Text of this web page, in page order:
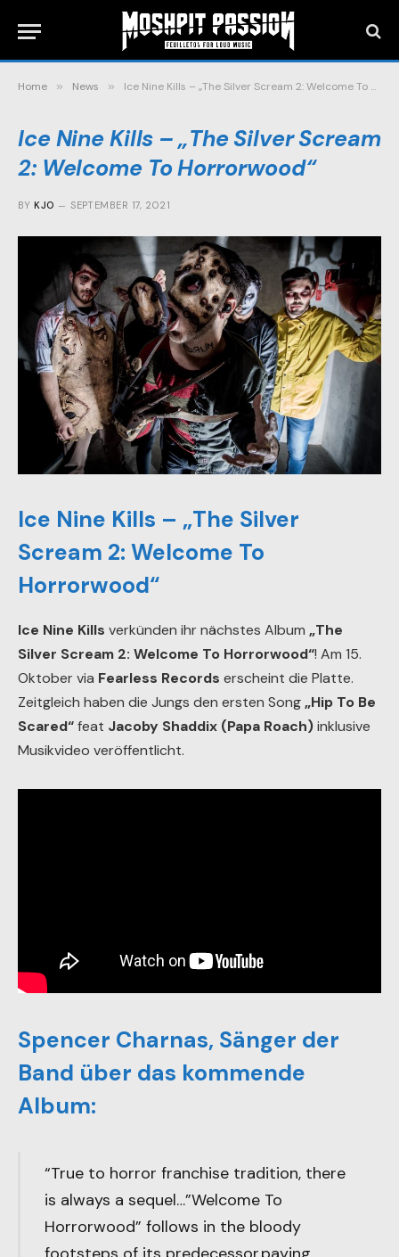
Home » News » Ice Nine Kills – „The Silver Scream 2: Welcome To Horrorwood“
Ice Nine Kills – „The Silver Scream
2: Welcome To Horrorwood“
BY KJO SEPTEMBER 17, 2021
Ice Nine Kills – „The Silver
Scream 2: Welcome To
Horrorwood“
Ice Nine Kills verkünden ihr nächstes Album „The
Silver Scream 2: Welcome To Horrorwood“! Am 15.
Oktober via Fearless Records erscheint die Platte.
Zeitgleich haben die Jungs den ersten Song„Hip To Be
Scared“feat Jacoby Shaddix (Papa Roach)inklusive
Musikvideo veröffentlicht.
Spencer Charnas, Sänger der
Band über das kommende
Album:
“True to horror franchise tradition, there
is always a sequel…”Welcome To
Horrorwood” follows in the bloody